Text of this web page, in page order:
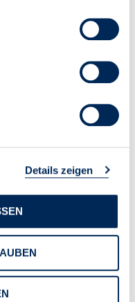
Details zeigen
des
aufgrund